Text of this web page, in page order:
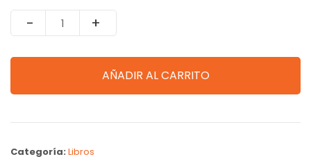
Quantity
AÑADIR AL CARRITO
Categoría: Libros